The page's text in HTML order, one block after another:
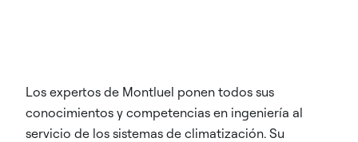
Los expertos de Montluel ponen todos sus
conocimientos y competencias en ingeniería al
servicio de los sistemas de climatización. Su